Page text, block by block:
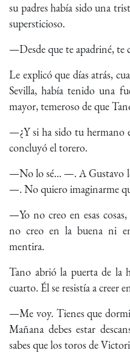
su padres había sido una
supersticioso.
—Desde que te apadriné, te
Le explicó que días atrás,
Sevilla, había tenido una
mayor, temeroso de que
—¿Y si ha sido tu hermano
concluyó el torero.
—No lo sé… —. A Gustavo
—. No quiero imaginarme
—Yo no creo en esas
no creo en la buena ni
mentira.
Tano abrió la puerta de la
cuarto. Él se resistía a creer
—Me voy. Tienes que
Mañana debes estar
sabes que los toros de